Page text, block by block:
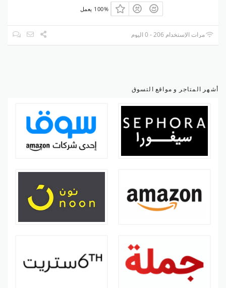
100% يعمل
مرات الإستخدام 206 - 0 اليوم
أشهر المتاجر و مواقع التسوق